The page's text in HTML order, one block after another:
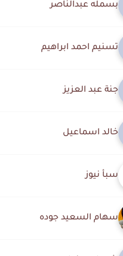
بسمله عبدالناصر
تسنيم احمد ابراهيم
جنة عبد العزيز
خالد اسماعيل
سبأ نيوز
سهام السعيد جوده